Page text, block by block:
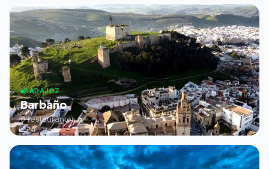
BADAJOZ
Barbaño
0 restaurantes